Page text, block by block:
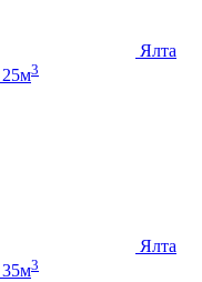
Ялта
25м3
Ялта
35м3